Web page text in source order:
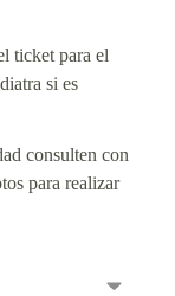
ticket para el
si es
consulten con
para realizar